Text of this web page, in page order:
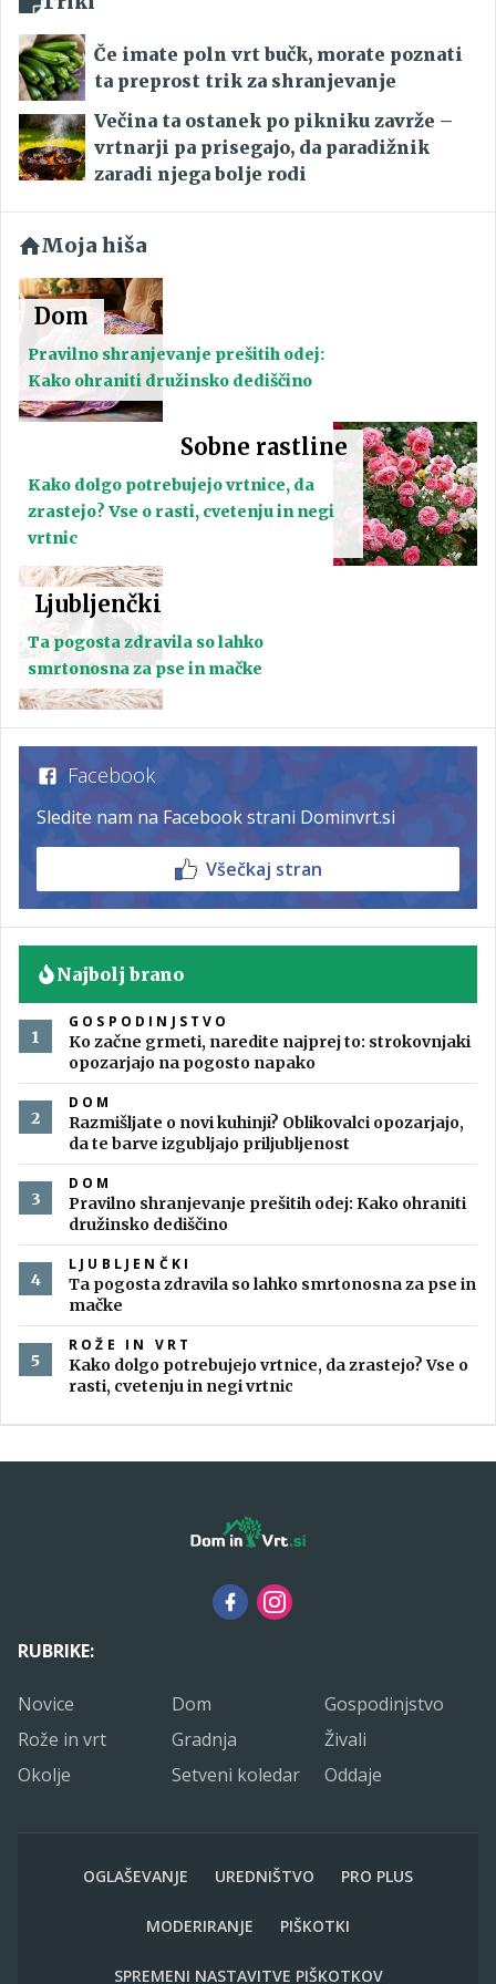
Če imate poln vrt bučk, morate poznati
ta preprost trik za shranjevanje
Večina ta ostanek po pikniku zavrže –
vrtnarji pa prisegajo, da paradižnik
zaradi njega bolje rodi
Moja hiša
Dom
Pravilno shranjevanje prešitih odej:
Kako ohraniti družinsko dediščino
Sobne rastline
Kako dolgo potrebujejo vrtnice, da
zrastejo? Vse o rasti, cvetenju in negi
vrtnic
Ljubljenčki
Ta pogosta zdravila so lahko
smrtonosna za pse in mačke
Facebook
Sledite nam na Facebook strani Dominvrt.si
Všečkaj stran
Najbolj brano
GOSPODINJSTVO
Ko začne grmeti, naredite najprej to: strokovnjaki
opozarjajo na pogosto napako
DOM
Razmišljate o novi kuhinji? Oblikovalci opozarjajo,
da te barve izgubljajo priljubljenost
DOM
Pravilno shranjevanje prešitih odej: Kako ohraniti
družinsko dediščino
LJUBLJENČKI
Ta pogosta zdravila so lahko smrtonosna za pse in
mačke
ROŽE IN VRT
Kako dolgo potrebujejo vrtnice, da zrastejo? Vse o
rasti, cvetenju in negi vrtnic
RUBRIKE:
Novice Dom
Gospodinjstvo
Rože in vrt
Gradnja
Živali
Okolje
Setveni koledar Oddaje
OGLAŠEVANJE UREDNIŠTVO PRO PLUS
MODERIRANJE PIŠKOTKI
SPREMENI NASTAVITVE PIŠKOTKOV